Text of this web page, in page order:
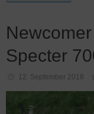
Specter
12. September 2018